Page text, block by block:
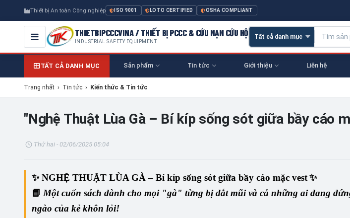
Thiết bị An toàn Công nghiệp ISO 9001 LOTO CERTIFIED OSHA COMPLIANT
THIETBIPCCCVINA / THIẾT BỊ PCCC & CỨU NẠN CỨU HỘ
INDUSTRIAL SAFETY EQUIPMENT
TẤT CẢ DANH MỤC Sản phẩm Tin tức Giới thiệu Liên hệ
Trang nhất › Tin tức › Kiến thức & Tin tức
"Nghệ Thuật Lùa Gà – Bí kíp sống sót giữa bầy cáo
Thứ hai - 02/06/2025 05:04
✨NGHỆ THUẬT LÙA GÀ – Bí kíp sống sót giữa bầy cáo mặc vest✨
📘 Một cuốn sách dành cho mọi "gà" từng bị dắt mũi và cả những ai đang
ngào của kẻ khôn lỏi!